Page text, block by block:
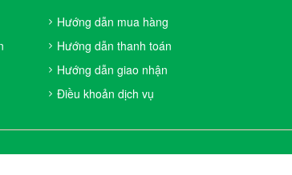
Hướng dẫn mua hàng
Hướng dẫn thanh toán
Hướng dẫn giao nhận
Điều khoản dịch vụ